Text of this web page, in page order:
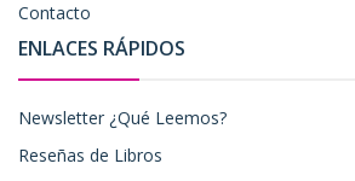
Contacto
ENLACES RÁPIDOS
Newsletter ¿Qué Leemos?
Reseñas de Libros